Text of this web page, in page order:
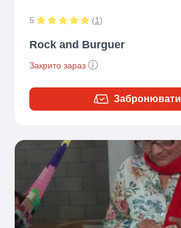
5 (1)
Rock and Burguer
Закрито зараз
Забронювати